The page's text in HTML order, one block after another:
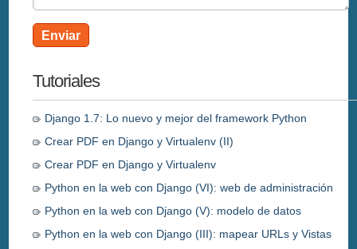
Enviar
Tutoriales
Django 1.7: Lo nuevo y mejor del framework Python
Crear PDF en Django y Virtualenv (II)
Crear PDF en Django y Virtualenv
Python en la web con Django (VI): web de administración
Python en la web con Django (V): modelo de datos
Python en la web con Django (III): mapear URLs y Vistas